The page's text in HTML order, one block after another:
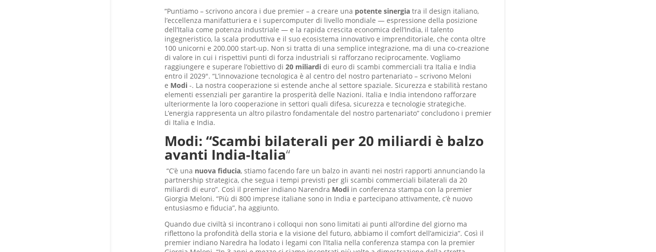
“Puntiamo – scrivono ancora i due premier – a creare una potente sinergiatra il design italiano,
l’eccellenza manifatturiera e i supercomputer di livello mondiale — espressione della posizione
dell’Italia come potenza industriale — e la rapida crescita economica dell’India, il talento
ingegneristico, la scala produttiva e il suo ecosistema innovativo e imprenditoriale, che conta oltre
100 unicorni e 200.000 start-up. Non si tratta di una semplice integrazione, ma di una co-creazione
di valore in cui i rispettivi punti di forza industriali si rafforzano reciprocamente. Vogliamo
raggiungere e superare l’obiettivo di 20 miliardidi euro di scambi commerciali tra Italia e India
entro il 2029″. “L’innovazione tecnologica è al centro del nostro partenariato – scrivono Meloni
e Modi-. La nostra cooperazione si estende anche al settore spaziale. Sicurezza e stabilità restano
elementi essenziali per garantire la prosperità delle Nazioni. Italia e India intendono rafforzare
ulteriormente la loro cooperazione in settori quali difesa, sicurezza e tecnologie strategiche.
L’energia rappresenta un altro pilastro fondamentale del nostro partenariato” concludono i premier
di Italia e India.
Modi: “Scambi bilaterali per 20 miliardi è balzo
avanti India-Italia“
“C’è una nuova fiducia, stiamo facendo fare un balzo in avanti nei nostri rapporti annunciando la
partnership strategica, che segua i tempi previsti per gli scambi commerciali bilaterali da 20
miliardi di euro”. Così il premier indiano Narendra Modiin conferenza stampa con la premier
Giorgia Meloni. “Più di 800 imprese italiane sono in India e partecipano attivamente, c’è nuovo
entusiasmo e fiducia”, ha aggiunto.
Quando due civiltà si incontrano i colloqui non sono limitati ai punti all’ordine del giorno ma
riflettono la profondità della storia e la visione del futuro, abbiamo il comfort dell’amicizia”. Così il
premier indiano Naredra ha lodato i legami con l’Italia nella conferenza stampa con la premier